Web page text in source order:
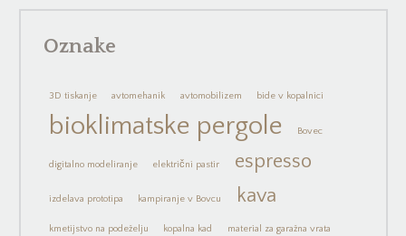
Oznake
3D tiskanje avtomehanik avtomobilizem bide v kopalnici
bioklimatske pergole Bovec
digitalno modeliranje električni pastir espresso
izdelava prototipa kampiranje v Bovcu kava
kmetijstvo na podeželju kopalna kad material za garažna vrata